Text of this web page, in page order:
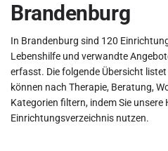
Brandenburg
In Brandenburg sind 120
Lebenshilfe und verwandte
erfasst. Die folgende Übersicht
können nach Therapie, Beratung,
Kategorien filtern, indem Sie unsere
Einrichtungsverzeichnis nutzen.